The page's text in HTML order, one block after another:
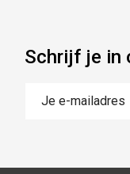
Schrijf je in